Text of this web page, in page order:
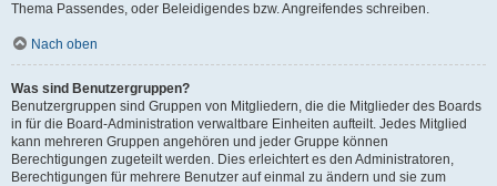
Thema Passendes, oder Beleidigendes bzw. Angreifendes schreiben.
Nach oben
Was sind Benutzergruppen?
Benutzergruppen sind Gruppen von Mitgliedern, die die Mitglieder des Boards
in für die Board-Administration verwaltbare Einheiten aufteilt. Jedes Mitglied
kann mehreren Gruppen angehören und jeder Gruppe können
Berechtigungen zugeteilt werden. Dies erleichtert es den Administratoren,
Berechtigungen für mehrere Benutzer auf einmal zu ändern und sie zum